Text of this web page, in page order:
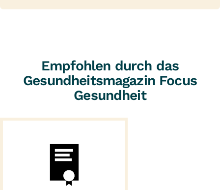
Empfohlen durch das
Gesundheitsmagazin Focus
Gesundheit